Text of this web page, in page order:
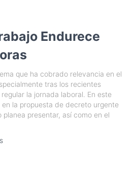
Endurece
que ha cobrado relevancia en el
tras los recientes
la jornada laboral. En este
la propuesta de decreto urgente
presentar, así como en el